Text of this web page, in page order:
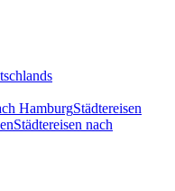
HamburgStädtereisen
Städtereisen nach